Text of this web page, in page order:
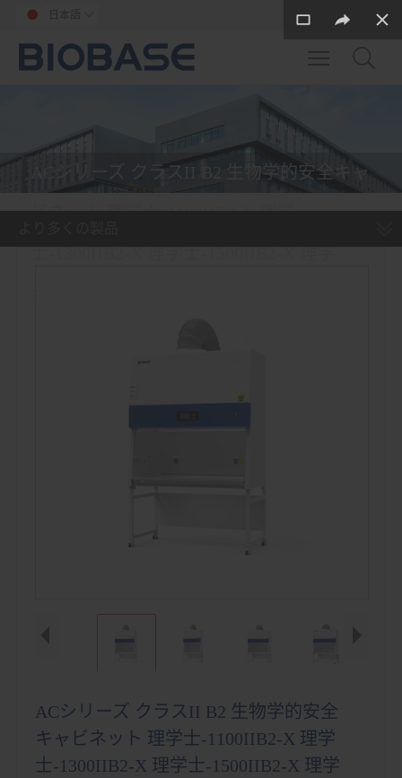
ACシリーズ クラスII B2 生物学的安全キャ
ビネット 理学士-1100IIB2-X 理学
士-1300IIB2-X 理学士-1500IIB2-X 理学
ACシリーズ クラスII B2 生物学的安全
キャビネット 理学士-1100IIB2-X 理学
士-1300IIB2-X 理学士-1500IIB2-X 理学